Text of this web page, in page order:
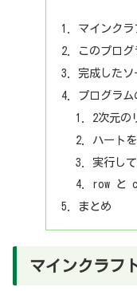
マインク
このプロ
完成したソ
プログラム
2次元の
ハート
実行し
row と
まとめ
マインクラフ